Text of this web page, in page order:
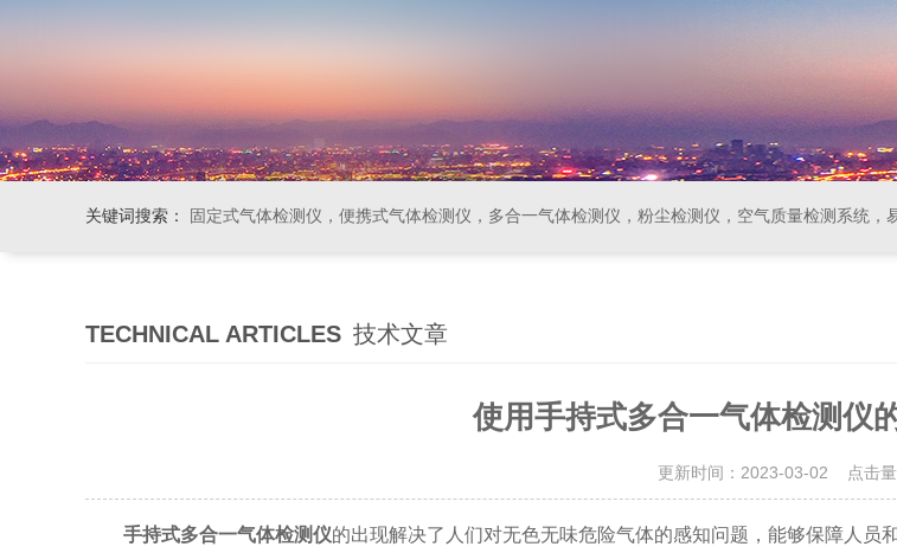
关键词搜索： 固定式气体检测仪，便携式气体检测仪，多合一气体检测仪，粉尘检测仪，空气质量检测系统，易燃易爆有毒有害气体检测报警设备，环境检测分析仪器
TECHNICAL ARTICLES 技术文章
使用手持式多合一气体检测仪
更新时间：2023-03-02 点击量
手持式多合一气体检测仪的出现解决了人们对无色无味危险气体的感知问题，能够保障人